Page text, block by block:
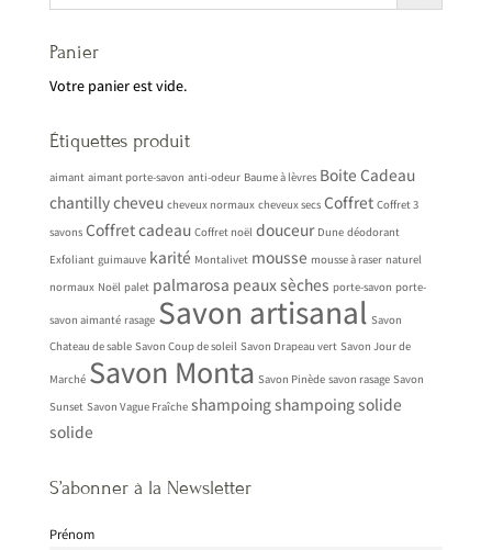
Panier
Votre panier est vide.
Étiquettes produit
aimant aimant porte-savon anti-odeur Baume à lèvres Boite Cadeau
chantillycheveu cheveux normaux cheveux secs Coffret Coffret 3
savons Coffret cadeau Coffret noël douceur Dune déodorant
Exfoliant guimauve karité Montalivet mousse mousse à raser naturel
normaux Noël palet palmarosa peaux sèches porte-savon porte-
savon aimanté rasage Savon artisanal Savon
Chateau de sable Savon Coup de soleil Savon Drapeau vert Savon Jour de
Marché Savon Monta Savon Pinède savon rasage Savon
Sunset Savon Vague Fraîche shampoingshampoing solide
solide
S’abonner à la Newsletter
Prénom